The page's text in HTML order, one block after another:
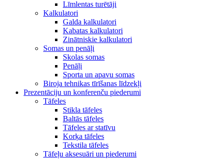
Līmlentas turētāji
Kalkulatori
Galda kalkulatori
Kabatas kalkulatori
Zinātniskie kalkulatori
Somas un penāļi
Skolas somas
Penāļi
Sporta un apavu somas
Biroja tehnikas tīrīšanas līdzekļi
Prezentāciju un konferenču piederumi
Tāfeles
Stikla tāfeles
Baltās tāfeles
Tāfeles ar statīvu
Korķa tāfeles
Tekstila tāfeles
Tāfeļu aksesuāri un piederumi